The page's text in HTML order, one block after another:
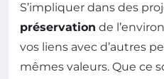
S’impliquer dans des
préservation de
vos liens avec d’autres
mêmes valeurs. Que ce